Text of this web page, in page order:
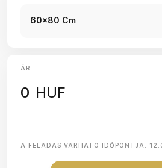
60x80 Cm
ÁR
0 HUF
A FELADÁS VÁRHATÓ IDŐPONTJA: